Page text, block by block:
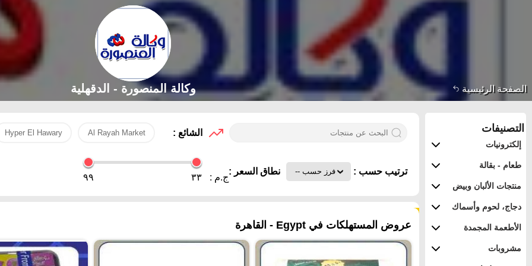
الصفحة الرئيسية وكالة المنصورة - الدقهلية‎
التصنيفات
إلكترونيات
طعام - بقالة
منتجات الألبان وبيض
دجاج، لحوم وأسماك
الأطعمة المجمدة
مشروبات
الشائع : Al Rayah Market
Hyper El Hawary
ترتيب حسب : نطاق السعر :
ج.م : ٣٣ ٩٩
عروض المستهلكات في Egypt - القاهرة